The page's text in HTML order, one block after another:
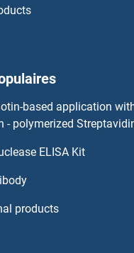
based application
- polymerized
ELISA Kit
products